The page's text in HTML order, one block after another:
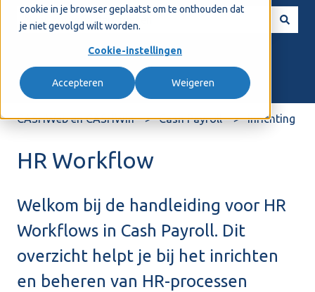
cookie in je browser geplaatst om te onthouden dat
je niet gevolgd wilt worden.
Cookie-instellingen
Accepteren Weigeren
CASHWeb en CASHWin Cash Payroll Inrichting
HR Workflow
Welkom bij de handleiding voor HR
Workflows in Cash Payroll. Dit
overzicht helpt je bij het inrichten
en beheren van HR-processen